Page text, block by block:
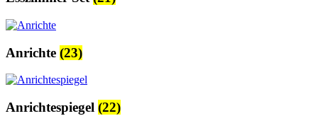
Anrichte (23)
Anrichtespiegel (22)